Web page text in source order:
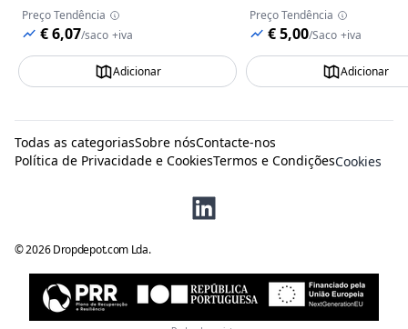
Preço Tendência
€ 6,07/saco +iva
Adicionar
Preço Tendência
€ 5,00/Saco +iva
Adicionar
©2026 Dropdepot.com Lda.
Todas as categoriasSobre nósContacte-nos
Política de Privacidade e CookiesTermos e CondiçõesCookies